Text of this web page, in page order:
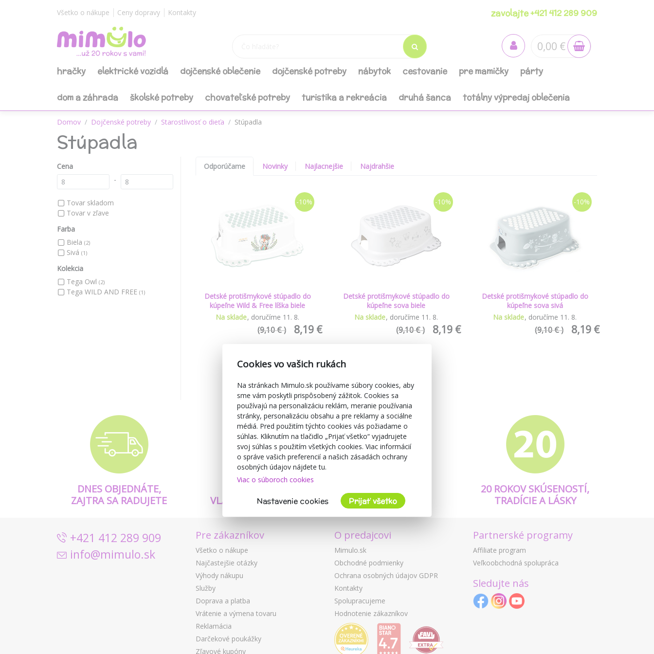
Všetko o nákupe Ceny dopravy Kontakty zavolajte +421 412 289 909
0,00 €
hračky elektrické vozidlá dojčenské oblečenie dojčenské potreby nábytok cestovanie pre mamičky párty
dom a záhrada školské potreby chovateľské potreby turistika a rekreácia druhá šanca totálny výpredaj oblečenia
Domov Dojčenské potreby Starostlivosť o dieťa Stúpadla
Stúpadla
Cena
-
Tovar skladom
Tovar v zľave
Farba
Biela (2)
Sivá (1)
Kolekcia
Tega Owl (2)
Tega WILD AND FREE (1)
Odporúčame Novinky Najlacnejšie Najdrahšie
-10%
Detské protišmykové stúpadlo do
kúpeľne Wild & Free líška biele
Na sklade doručíme 11 . 8.
8,19 €
(9,10 € )
-10%
Detské protišmykové stúpadlo do
kúpeľne sova biele
Na sklade doručíme 11 . 8.
8,19 €
(9,10 € )
-10%
Detské protišmykové stúpadlo do
kúpeľne sova sivá
Na sklade doručíme 11 . 8.
8,19 €
(9,10 € )
DNES OBJEDNÁTE,
ZAJTRA SA RADUJETE
VLASTNÉ PRODUKTY
A KVALITA
20 ROKOV SKÚSENOSTÍ,
TRADÍCIE A LÁSKY
+421 412 289 909
info@mimulo.sk
Pre zákazníkov
Všetko o nákupe
Najčastejšie otázky
Výhody nákupu
Služby
Doprava a platba
Vrátenie a výmena tovaru
Reklamácia
Darčekové poukážky
Zľavové kupóny
O predajcovi
Mimulo.sk
Obchodné podmienky
Ochrana osobných údajov GDPR
Kontakty
Spolupracujeme
Hodnotenie zákazníkov
Partnerské programy
Affiliate program
Veľkoobchodná spolupráca
Sledujte nás
Cookies vo vašich rukách
Na stránkach Mimulo.sk používame súbory cookies, aby
sme vám poskytli prispôsobený zážitok. Cookies sa
používajú na personalizáciu reklám, meranie používania
stránky, personalizáciu obsahu a pre reklamy a sociálne
médiá. Pred použitím týchto cookies vás požiadame o
súhlas. Kliknutím na tlačidlo „Prijať všetko“ vyjadrujete
svoj súhlas s použitím všetkých cookies. Viac informácií
o správe vašich preferencií a našich zásadách ochrany
osobných údajov nájdete tu.
Viac o súboroch cookies
Nastavenie cookies Prijať všetko